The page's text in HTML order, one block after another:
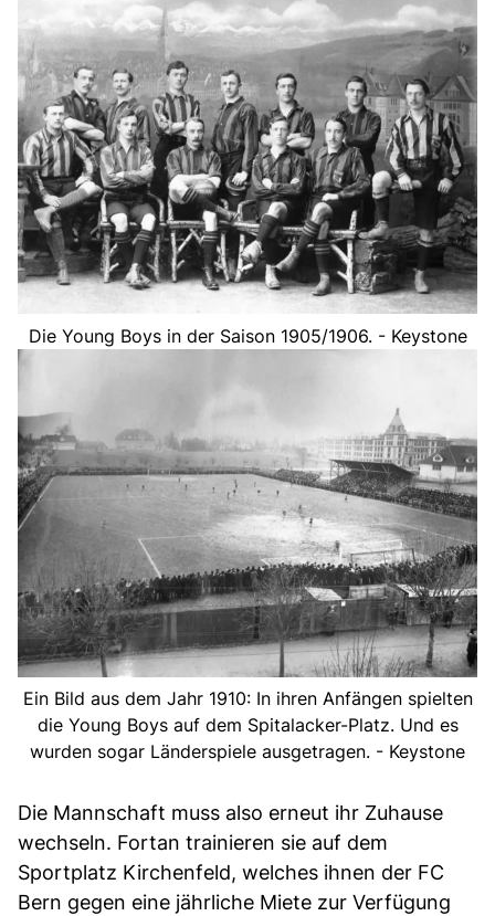
Die Young Boys in der Saison 1905/1906. - Keystone
Ein Bild aus dem Jahr 1910: In ihren Anfängen spielten
die Young Boys auf dem Spitalacker-Platz. Und es
wurden sogar Länderspiele ausgetragen. - Keystone
Die Mannschaft muss also erneut ihr Zuhause
wechseln. Fortan trainieren sie auf dem
Sportplatz Kirchenfeld, welches ihnen der FC
Bern gegen eine jährliche Miete zur Verfügung